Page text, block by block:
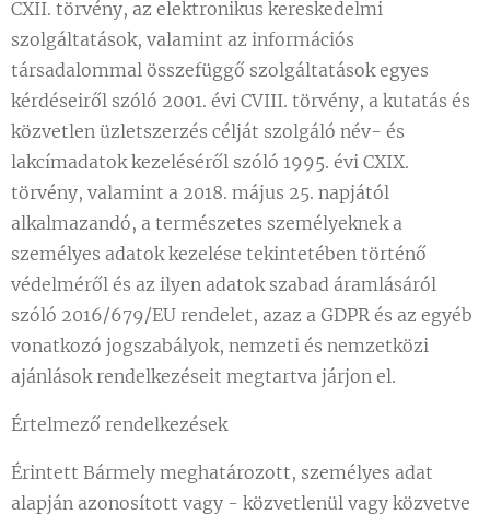
CXII. törvény, az elektronikus kereskedelmi
szolgáltatások, valamint az információs
társadalommal összefüggő szolgáltatások egyes
kérdéseiről szóló 2001. évi CVIII. törvény, a kutatás és
közvetlen üzletszerzés célját szolgáló név- és
lakcímadatok kezeléséről szóló 1995. évi CXIX.
törvény, valamint a 2018. május 25. napjától
alkalmazandó, a természetes személyeknek a
személyes adatok kezelése tekintetében történő
védelméről és az ilyen adatok szabad áramlásáról
szóló 2016/679/EU rendelet, azaz a GDPR és az egyéb
vonatkozó jogszabályok, nemzeti és nemzetközi
ajánlások rendelkezéseit megtartva járjon el.
Értelmező rendelkezések
Érintett Bármely meghatározott, személyes adat
alapján azonosított vagy - közvetlenül vagy közvetve